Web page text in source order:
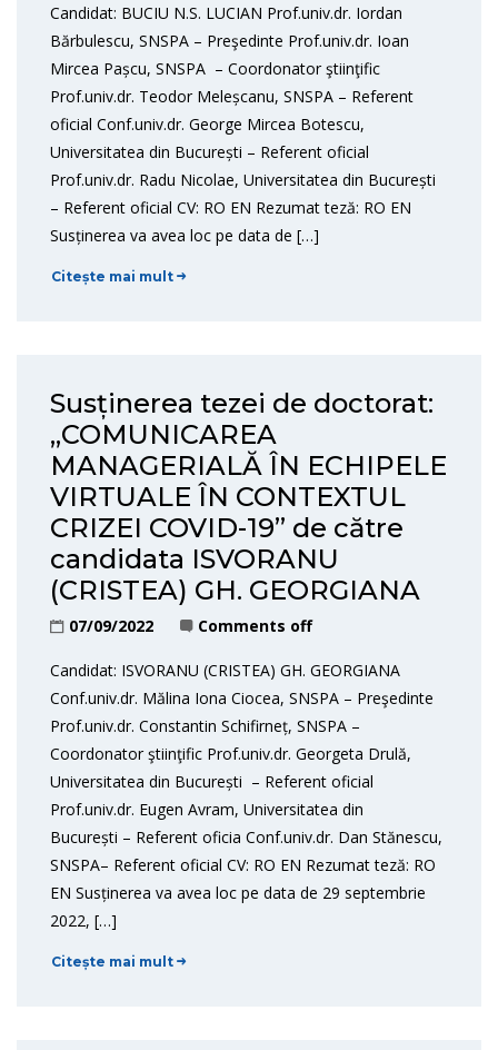
Candidat: BUCIU N.S. LUCIAN Prof.univ.dr. Iordan
Bărbulescu, SNSPA – Preşedinte Prof.univ.dr. Ioan
Mircea Pașcu, SNSPA – Coordonator ştiinţific
Prof.univ.dr. Teodor Meleșcanu, SNSPA – Referent
oficial Conf.univ.dr. George Mircea Botescu,
Universitatea din București – Referent oficial
Prof.univ.dr. Radu Nicolae, Universitatea din București
– Referent oficial CV: RO EN Rezumat teză: RO EN
Susținerea va avea loc pe data de […]
Citește mai mult
Susținerea tezei de doctorat:
„COMUNICAREA
MANAGERIALĂ ÎN ECHIPELE
VIRTUALE ÎN CONTEXTUL
CRIZEI COVID-19” de către
candidata ISVORANU
(CRISTEA) GH. GEORGIANA
07/09/2022 Comments off
Candidat: ISVORANU (CRISTEA) GH. GEORGIANA
Conf.univ.dr. Mălina Iona Ciocea, SNSPA – Preşedinte
Prof.univ.dr. Constantin Schifirneț, SNSPA –
Coordonator ştiinţific Prof.univ.dr. Georgeta Drulă,
Universitatea din București – Referent oficial
Prof.univ.dr. Eugen Avram, Universitatea din
București – Referent oficia Conf.univ.dr. Dan Stănescu,
SNSPA– Referent oficial CV: RO EN Rezumat teză: RO
EN Susținerea va avea loc pe data de 29 septembrie
2022, […]
Citește mai mult